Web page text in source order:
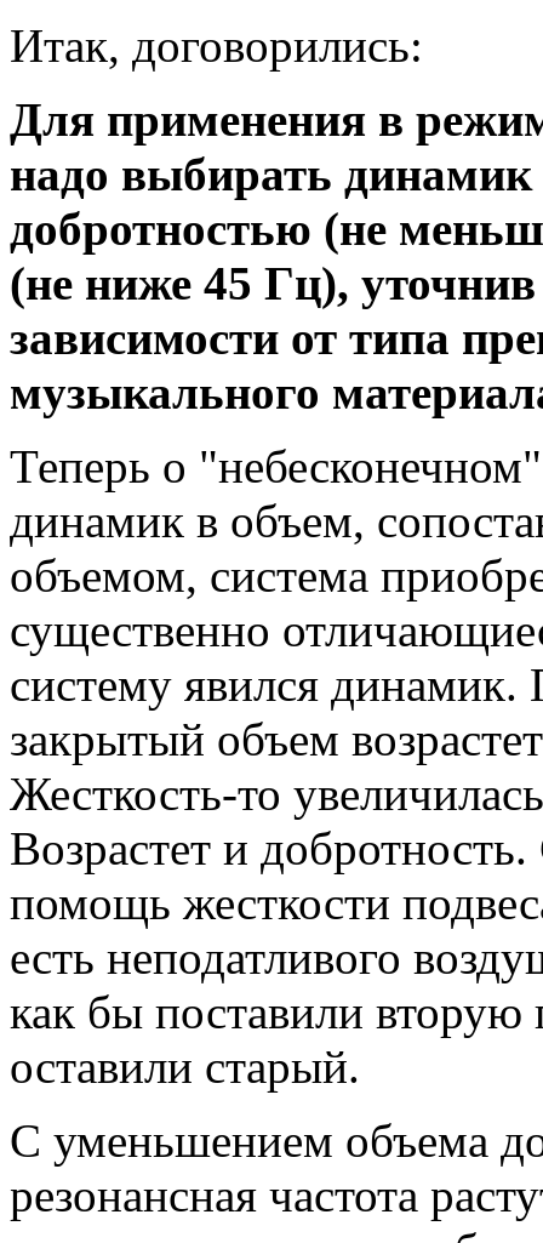
Итак, договорились:
Для применения в
надо выбирать
добротностью (не
(не ниже 45 Гц),
зависимости от типа
музыкального
Теперь о
динамик в объем,
объемом, система
существенно
систему явился динамик.
закрытый объем
Жесткость-то
Возрастет и
помощь жесткости
есть неподатливого
как бы поставили вторую
оставили старый.
С уменьшением объема
резонансная частота